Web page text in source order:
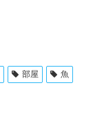
部屋 魚